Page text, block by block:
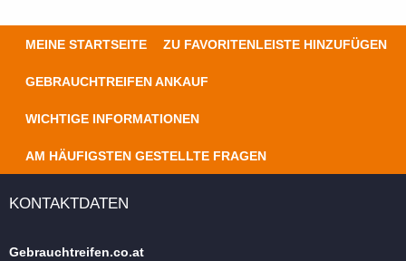
MEINE STARTSEITE ZU FAVORITENLEISTE HINZUFÜGEN
GEBRAUCHTREIFEN ANKAUF
WICHTIGE INFORMATIONEN
AM HÄUFIGSTEN GESTELLTE FRAGEN
KONTAKTDATEN
Gebrauchtreifen.co.at